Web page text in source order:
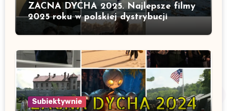
ZACNA DYCHA 2025. Najlepsze filmy
2025 roku w polskiej dystrybucji
Subiektywnie